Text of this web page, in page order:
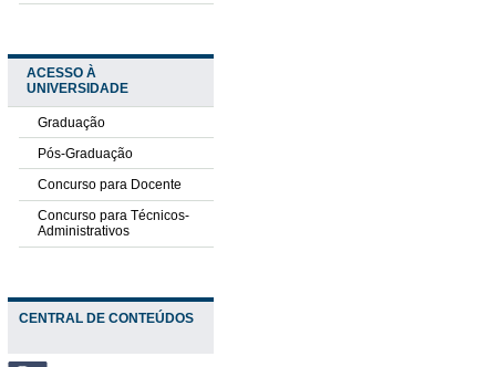
ACESSO À
UNIVERSIDADE
Graduação
Pós-Graduação
Concurso para Docente
Concurso para Técnicos-
Administrativos
CENTRAL DE CONTEÚDOS